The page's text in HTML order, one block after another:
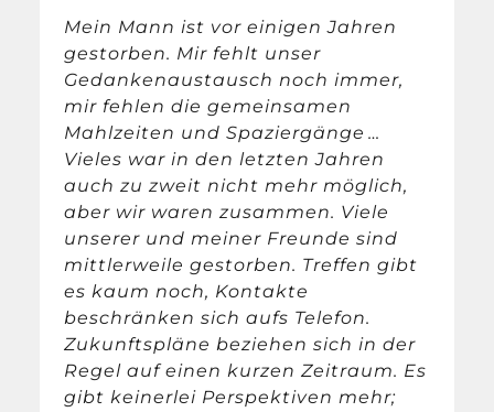
Mein Mann ist vor einigen Jahren
gestorben. Mir fehlt unser
Gedankenaustausch noch immer,
mir fehlen die gemeinsamen
Mahlzeiten und Spaziergänge …
Vieles war in den letzten Jahren
auch zu zweit nicht mehr möglich,
aber wir waren zusammen. Viele
unserer und meiner Freunde sind
mittlerweile gestorben. Treffen gibt
es kaum noch, Kontakte
beschränken sich aufs Telefon.
Zukunftspläne beziehen sich in der
Regel auf einen kurzen Zeitraum. Es
gibt keinerlei Perspektiven mehr;